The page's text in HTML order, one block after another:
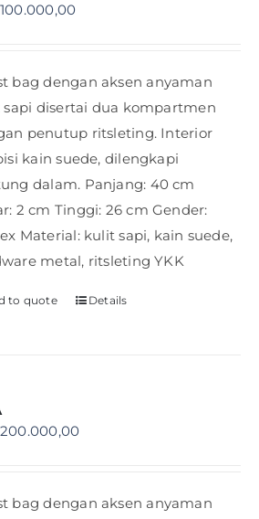
bag dengan aksen anyaman
disertai dua kompartmen
penutup ritsleting. Interior
kain suede, dilengkapi
dalam. Panjang: 40 cm
2 cm Tinggi: 26 cm Gender:
Material: kulit sapi, kain suede,
metal, ritsleting YKK
to quote Details
bag dengan aksen anyaman